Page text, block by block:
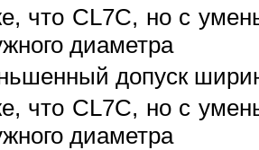
что CL7C, но с
диаметра
допуск
что CL7C, но с
диаметра